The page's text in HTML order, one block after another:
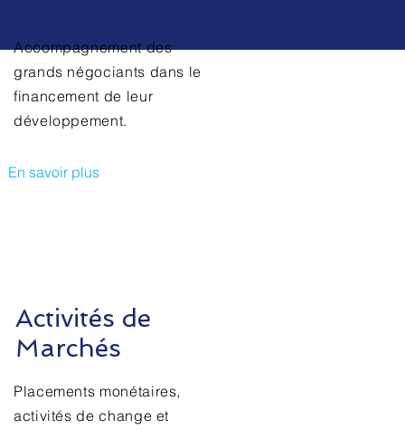
Accompagnement des
grands négociants dans
le financement de leur
développement.
En savoir plus
Activités de
Marchés
Placements monétaires,
activités de change et
Accompagnement des
grands négociants dans le
financement de leur
développement.
En savoir plus